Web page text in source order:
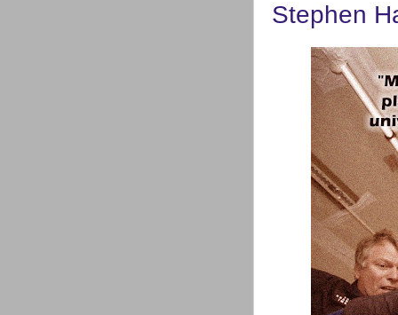
Stephen